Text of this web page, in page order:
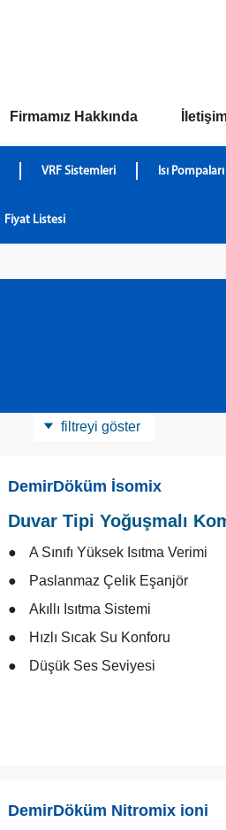
VRF Sistemleri Isı Pompaları
Fiyat Listesi
Firmamız Hakkında
filtreyi göster
DemirDöküm İsomix
Duvar Tipi Yoğuşmalı
A Sınıfı Yüksek Isıtma Verimi
Paslanmaz Çelik Eşanjör
Akıllı Isıtma Sistemi
Hızlı Sıcak Su Konforu
Düşük Ses Seviyesi
DemirDöküm Nitromix ioni